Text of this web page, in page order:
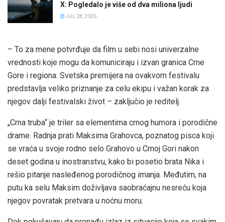
X: Pogledalo je više od dva miliona ljudi
JUL 28, 2026
– To za mene potvrđuje da film u sebi nosi univerzalne
vrednosti koje mogu da komuniciraju i izvan granica Crne
Gore i regiona. Svetska premijera na ovakvom festivalu
predstavlja veliko priznanje za celu ekipu i važan korak za
njegov dalji festivalski život – zaključio je reditelj.
„Crna truba“ je triler sa elementima crnog humora i porodične
drame. Radnja prati Maksima Grahovca, poznatog pisca koji
se vraća u svoje rodno selo Grahovo u Crnoj Gori nakon
deset godina u inostranstvu, kako bi posetio brata Nika i
rešio pitanje nasleđenog porodičnog imanja. Međutim, na
putu ka selu Maksim doživljava saobraćajnu nesreću koja
njegov povratak pretvara u noćnu moru.